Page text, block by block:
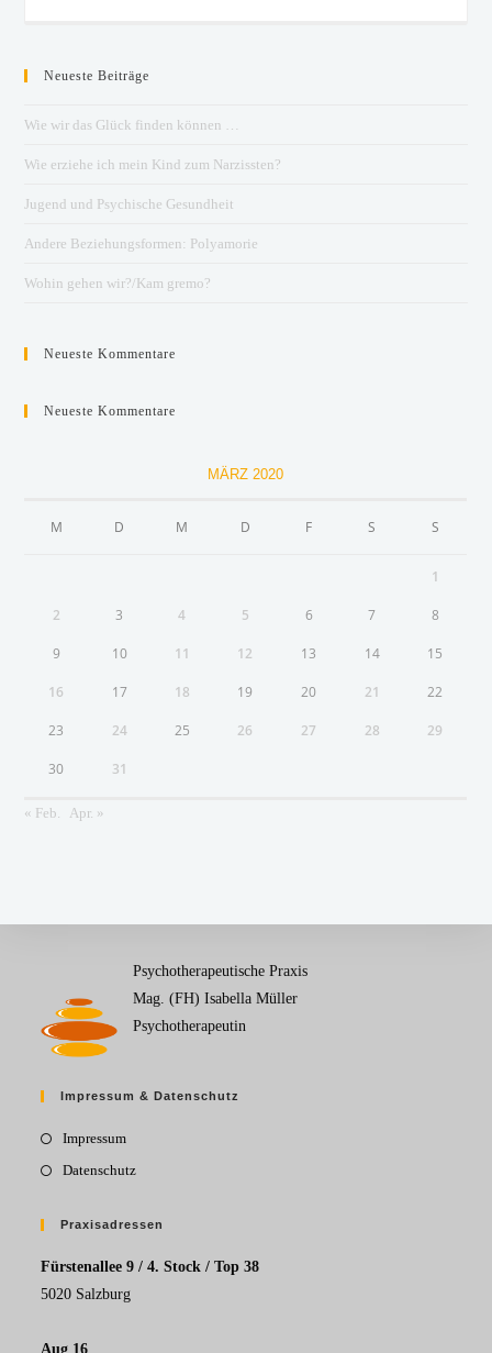
Neueste Beiträge
Wie wir das Glück finden können …
Wie erziehe ich mein Kind zum Narzissten?
Jugend und Psychische Gesundheit
Andere Beziehungsformen: Polyamorie
Wohin gehen wir?/Kam gremo?
Neueste Kommentare
Neueste Kommentare
MÄRZ 2020
M D M D F S S
1
2 3 4 5 6 7 8
9 10 11 12 13 14 15
16 17 18 19 20 21 22
23 24 25 26 27 28 29
30 31
« Feb. Apr. »
Psychotherapeutische Praxis
Mag. (FH) Isabella Müller
Psychotherapeutin
Impressum & Datenschutz
Impressum
Datenschutz
Praxisadressen
Fürstenallee 9 / 4. Stock / Top 38
5020 Salzburg
Aug 16